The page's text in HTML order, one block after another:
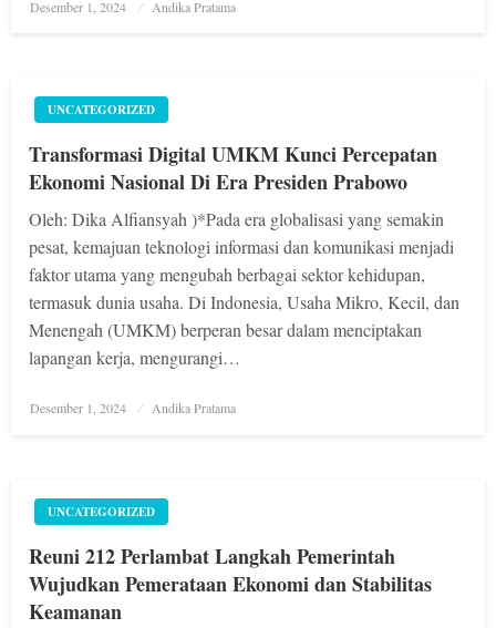
Posted
Desember 1, 2024 Andika Pratama
UNCATEGORIZED
Transformasi Digital UMKM Kunci Percepatan
Ekonomi Nasional Di Era Presiden Prabowo
Oleh: Dika Alfiansyah )*Pada era globalisasi yang semakin
pesat, kemajuan teknologi informasi dan komunikasi menjadi
faktor utama yang mengubah berbagai sektor kehidupan,
termasuk dunia usaha. Di Indonesia, Usaha Mikro, Kecil, dan
Menengah (UMKM) berperan besar dalam menciptakan
lapangan kerja, mengurangi…
Posted
Desember 1, 2024 Andika Pratama
UNCATEGORIZED
Reuni 212 Perlambat Langkah Pemerintah
Wujudkan Pemerataan Ekonomi dan Stabilitas
Keamanan